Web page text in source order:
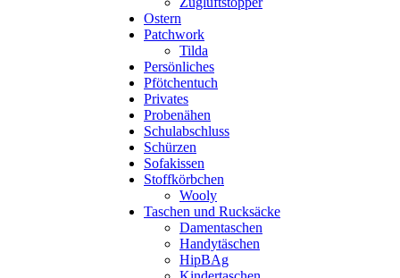
Ostern
Patchwork
Tilda
Persönliches
Pfötchentuch
Privates
Probenähen
Schulabschluss
Schürzen
Sofakissen
Stoffkörbchen
Wooly
Taschen und Rucksäcke
Damentaschen
Handytäschen
HipBAg